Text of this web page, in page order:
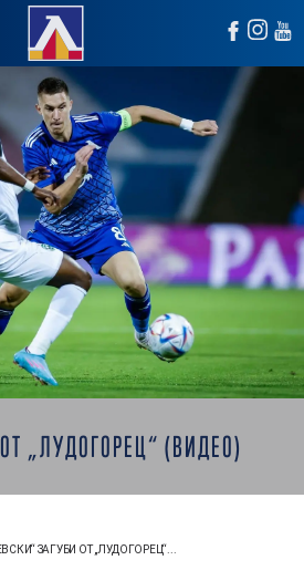
„ЛУДОГОРЕЦ“ (ВИДЕО)
ЗАГУБИ ОТ „ЛУДОГОРЕЦ“...